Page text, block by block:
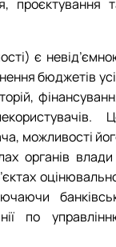
проєктування
є
бюджетів
можливості
органів влади
по